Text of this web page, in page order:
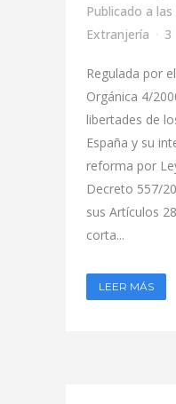
Publicado a las
Extranjería
3
Regulada por
Orgánica 4/
libertades de
España y su
reforma por
Decreto 557/
sus Artículos
corta...
LEER MÁS